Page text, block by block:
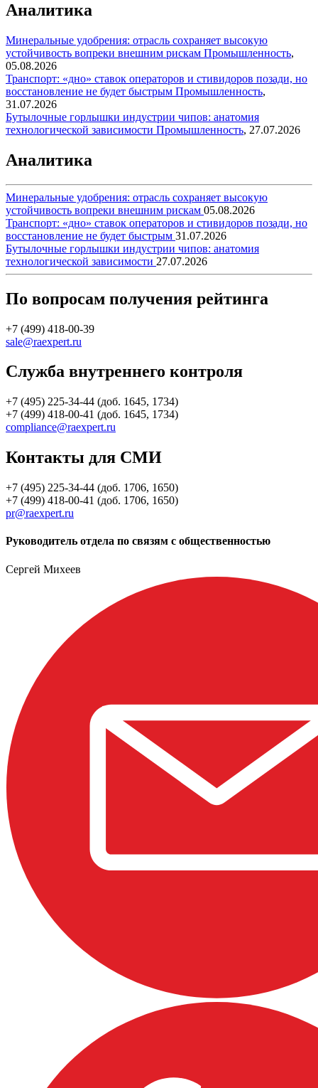
Аналитика
Минеральные удобрения: отрасль сохраняет высокую
устойчивость вопреки внешним рискам Промышленность,
05.08.2026
Транспорт: «дно» ставок операторов и стивидоров позади, но
восстановление не будет быстрым Промышленность,
31.07.2026
Бутылочные горлышки индустрии чипов: анатомия
технологической зависимости Промышленность, 27.07.2026
Аналитика
Минеральные удобрения: отрасль сохраняет высокую
устойчивость вопреки внешним рискам 05.08.2026
Транспорт: «дно» ставок операторов и стивидоров позади, но
восстановление не будет быстрым 31.07.2026
Бутылочные горлышки индустрии чипов: анатомия
технологической зависимости 27.07.2026
По вопросам получения рейтинга
+7 (499) 418-00-39
sale@raexpert.ru
Служба внутреннего контроля
+7 (495) 225-34-44 (доб. 1645, 1734)
+7 (499) 418-00-41 (доб. 1645, 1734)
compliance@raexpert.ru
Контакты для СМИ
+7 (495) 225-34-44 (доб. 1706, 1650)
+7 (499) 418-00-41 (доб. 1706, 1650)
pr@raexpert.ru
Руководитель отдела по связям с общественностью
Сергей Михеев